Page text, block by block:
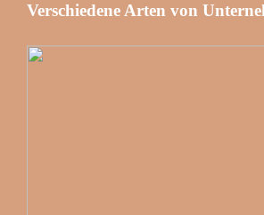
Verschiedene Arten von